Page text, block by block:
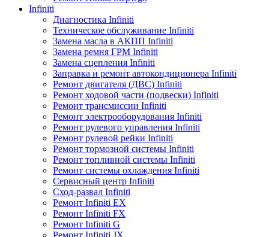
Infiniti
Диагностика Infiniti
Техническое обслуживание Infiniti
Замена масла в АКПП Infiniti
Замена ремня ГРМ Infiniti
Замена сцепления Infiniti
Заправка и ремонт автокондиционера Infiniti
Ремонт двигателя (ДВС) Infiniti
Ремонт ходовой части (подвески) Infiniti
Ремонт трансмиссии Infiniti
Ремонт электрооборудования Infiniti
Ремонт рулевого управления Infiniti
Ремонт рулевой рейки Infiniti
Ремонт тормозной системы Infiniti
Ремонт топливной системы Infiniti
Ремонт системы охлаждения Infiniti
Сервисный центр Infiniti
Сход-развал Infiniti
Ремонт Infiniti EX
Ремонт Infiniti FX
Ремонт Infiniti G
Ремонт Infiniti JX